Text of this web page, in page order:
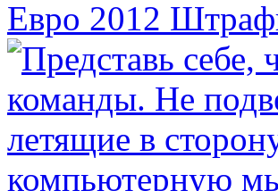
Евро 2012